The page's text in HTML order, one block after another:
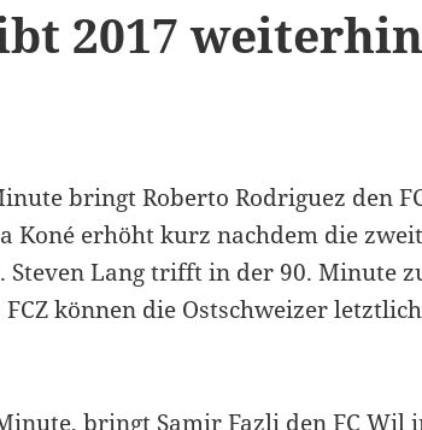
2017 weiterhin
bringt Roberto Rodriguez den
Koné erhöht kurz nachdem die
Steven Lang trifft in der 90. Minute
FCZ können die Ostschweizer
bringt Samir Fazli den FC Wil